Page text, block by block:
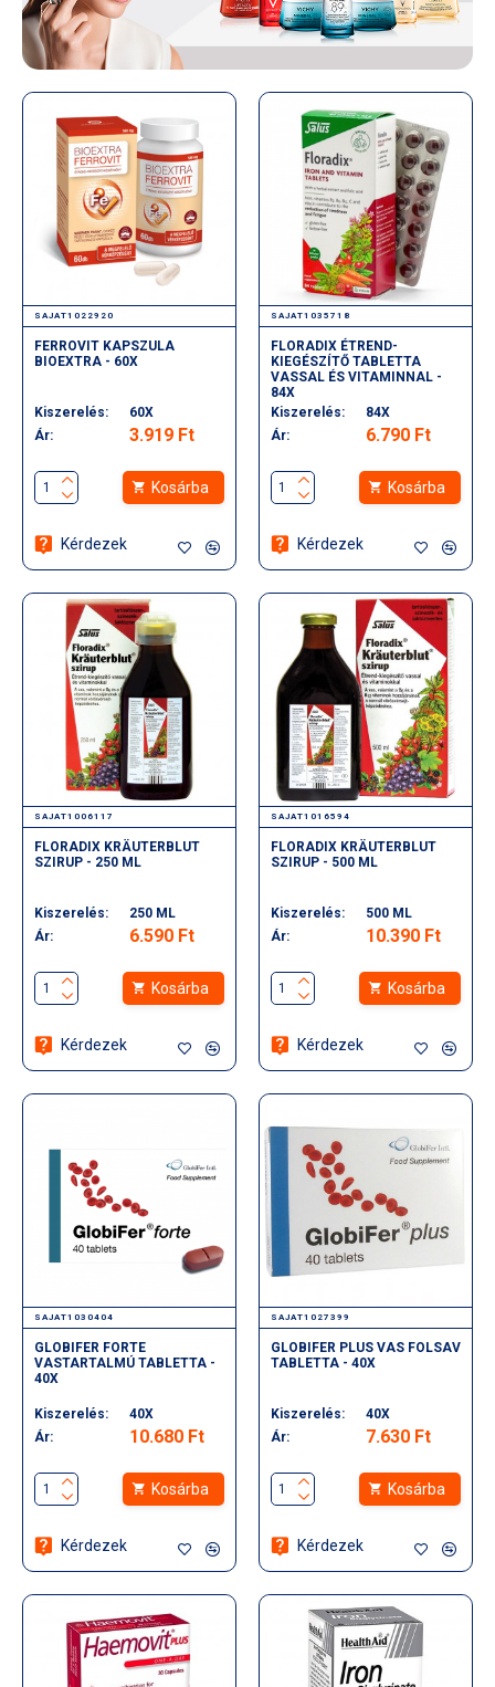
SAJAT1022920
FERROVIT KAPSZULA
BIOEXTRA - 60X
Kiszerelés:
60X
Ár:
3.919 Ft
Kosárba
Kérdezek
SAJAT1035718
FLORADIX ÉTREND-
KIEGÉSZÍTŐ TABLETTA
VASSAL ÉS VITAMINNAL -
84X
Kiszerelés:
84X
Ár:
6.790 Ft
Kosárba
Kérdezek
SAJAT1006117
FLORADIX KRÄUTERBLUT
SZIRUP - 250 ML
Kiszerelés:
250 ML
Ár:
6.590 Ft
Kosárba
Kérdezek
SAJAT1016594
FLORADIX KRÄUTERBLUT
SZIRUP - 500 ML
Kiszerelés:
500 ML
Ár:
10.390 Ft
Kosárba
Kérdezek
SAJAT1030404
GLOBIFER FORTE
VASTARTALMÚ TABLETTA -
40X
Kiszerelés:
40X
Ár:
10.680 Ft
Kosárba
Kérdezek
SAJAT1027399
GLOBIFER PLUS VAS FOLSAV
TABLETTA - 40X
Kiszerelés:
40X
Ár:
7.630 Ft
Kosárba
Kérdezek